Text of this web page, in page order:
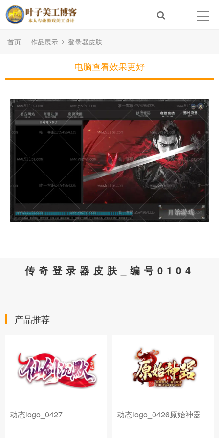
首页 作品展示 登录器皮肤
电脑查看效果更好
传奇登录器皮肤_编号0104
产品推荐
动态logo_0427 动态logo_0426原始神器